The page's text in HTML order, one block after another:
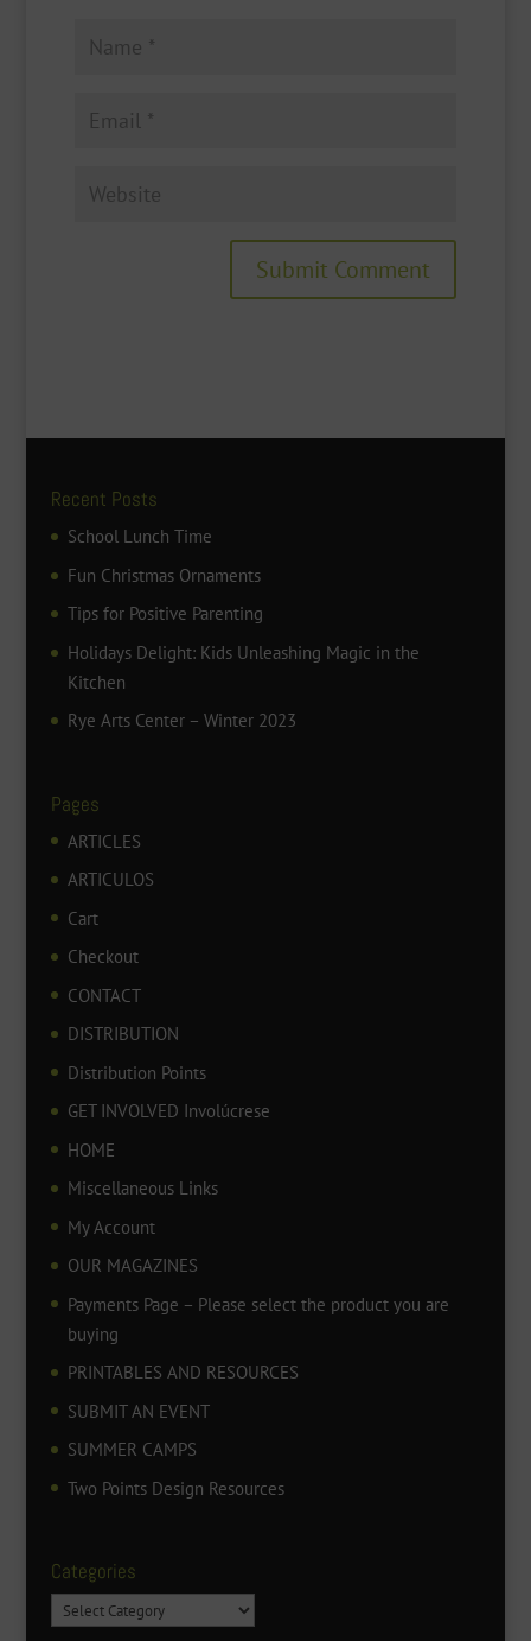
Recent Posts
School Lunch Time
Fun Christmas Ornaments
Tips for Positive Parenting
Holidays Delight: Kids Unleashing Magic in the
Kitchen
Rye Arts Center – Winter 2023
Pages
ARTICLES
ARTICULOS
Cart
Checkout
CONTACT
DISTRIBUTION
Distribution Points
GET INVOLVED Involúcrese
HOME
Miscellaneous Links
My Account
OUR MAGAZINES
Payments Page – Please select the product you are
buying
PRINTABLES AND RESOURCES
SUBMIT AN EVENT
SUMMER CAMPS
Two Points Design Resources
Categories
Categories